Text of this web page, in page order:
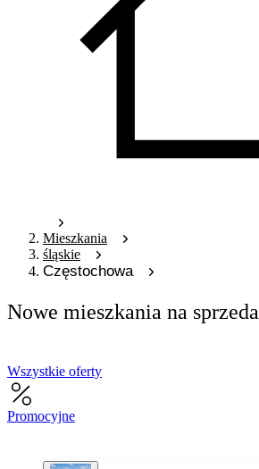
Mieszkania
śląskie
Częstochowa
Nowe mieszkania na
Wszystkie oferty
Promocyjne